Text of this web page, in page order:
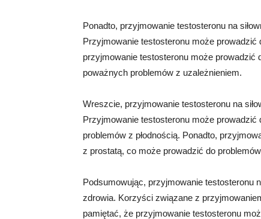
Ponadto, przyjmowanie testosteronu na
Przyjmowanie testosteronu może
przyjmowanie testosteronu może prowadzić
poważnych problemów z uzależnieniem.
Wreszcie, przyjmowanie testosteronu na
Przyjmowanie testosteronu może
problemów z płodnością. Ponadto,
z prostatą, co może prowadzić do
Podsumowując, przyjmowanie testosteronu
zdrowia. Korzyści związane z
pamiętać, że przyjmowanie testosteronu